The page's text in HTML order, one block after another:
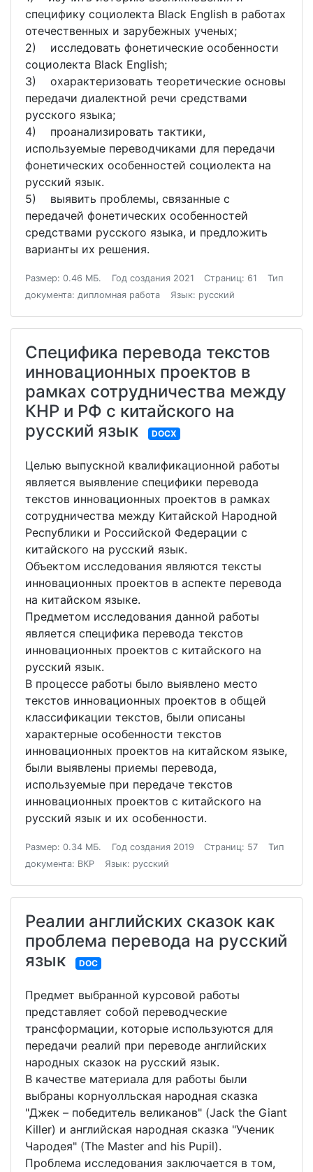
специфику социолекта Black English в работах
отечественных и зарубежных ученых;
2) исследовать фонетические особенности
социолекта Black English;
3) охарактеризовать теоретические основы
передачи диалектной речи средствами
русского языка;
4) проанализировать тактики,
используемые переводчиками для передачи
фонетических особенностей социолекта на
русский язык.
5) выявить проблемы, связанные с
передачей фонетических особенностей
средствами русского языка, и предложить
варианты их решения.
Размер: 0.46 МБ. Год создания 2021 Страниц: 61
Тип
документа: дипломная работа
Язык: русский
Специфика перевода текстов
инновационных проектов в
рамках сотрудничества между
КНР и РФ с китайского на
русский язык
DOCX
Целью выпускной квалификационной работы
является выявление специфики перевода
текстов инновационных проектов в рамках
сотрудничества между Китайской Народной
Республики и Российской Федерации с
китайского на русский язык.
Объектом исследования являются тексты
инновационных проектов в аспекте перевода
на китайском языке.
Предметом исследования данной работы
является специфика перевода текстов
инновационных проектов с китайского на
русский язык.
В процессе работы было выявлено место
текстов инновационных проектов в общей
классификации текстов, были описаны
характерные особенности текстов
инновационных проектов на китайском языке,
были выявлены приемы перевода,
используемые при передаче текстов
инновационных проектов с китайского на
русский язык и их особенности.
Размер: 0.34 МБ. Год создания 2019 Страниц: 57
Тип
документа: ВКР
Язык: русский
Реалии английских сказок как
проблема перевода на русский
язык
DOC
Предмет выбранной курсовой работы
представляет собой переводческие
трансформации, которые используются для
передачи реалий при переводе английских
народных сказок на русский язык.
В качестве материала для работы были
выбраны корнуолльская народная сказка
"Джек – победитель великанов" (Jack the Giant
Killer) и английская народная сказка "Ученик
Чародея" (The Master and his Pupil).
Проблема исследования заключается в том,